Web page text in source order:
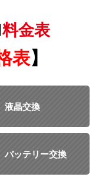
料金表
表】
液晶交換
バッテリー交換